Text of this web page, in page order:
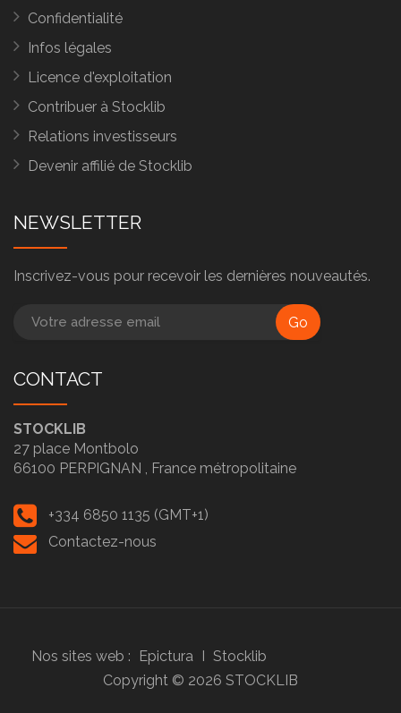
Confidentialité
Infos légales
Licence d'exploitation
Contribuer à Stocklib
Relations investisseurs
Devenir affilié de Stocklib
NEWSLETTER
Inscrivez-vous pour recevoir les dernières nouveautés.
Go
CONTACT
STOCKLIB
27 place Montbolo
66100 PERPIGNAN , France métropolitaine
+334 6850 1135 (GMT+1)
Contactez-nous
Nos sites web : Epictura
Stocklib
Copyright © 2026 STOCKLIB